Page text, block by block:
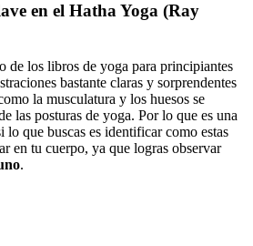
en el Hatha Yoga (Ray
de los libros de yoga para principiantes
bastante claras y sorprendentes
la musculatura y los huesos se
las posturas de yoga. Por lo que es una
lo que buscas es identificar como estas
en tu cuerpo, ya que logras observar
.